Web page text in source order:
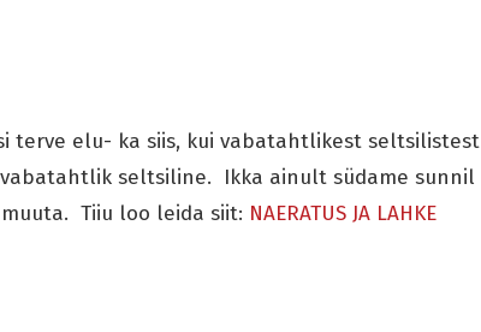
terve elu- ka siis, kui vabatahtlikest seltsilistest
seltsiline. Ikka ainult südame sunnil
Tiiu loo leida siit: NAERATUS JA LAHKE